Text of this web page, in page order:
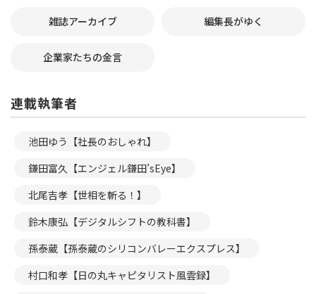
雑誌アーカイブ 編集長がゆく
企業家たちの金言
連載執筆者
池田ゆう【社長のおしゃれ】
鎌田富久【エンジェル鎌田’sEye】
北尾吉孝【世相を斬る！】
鈴木康弘【デジタルシフトの教科書】
孫泰蔵【孫泰蔵のシリコンバレーエクスプレス】
村口和孝【日の丸キャピタリスト風雲録】